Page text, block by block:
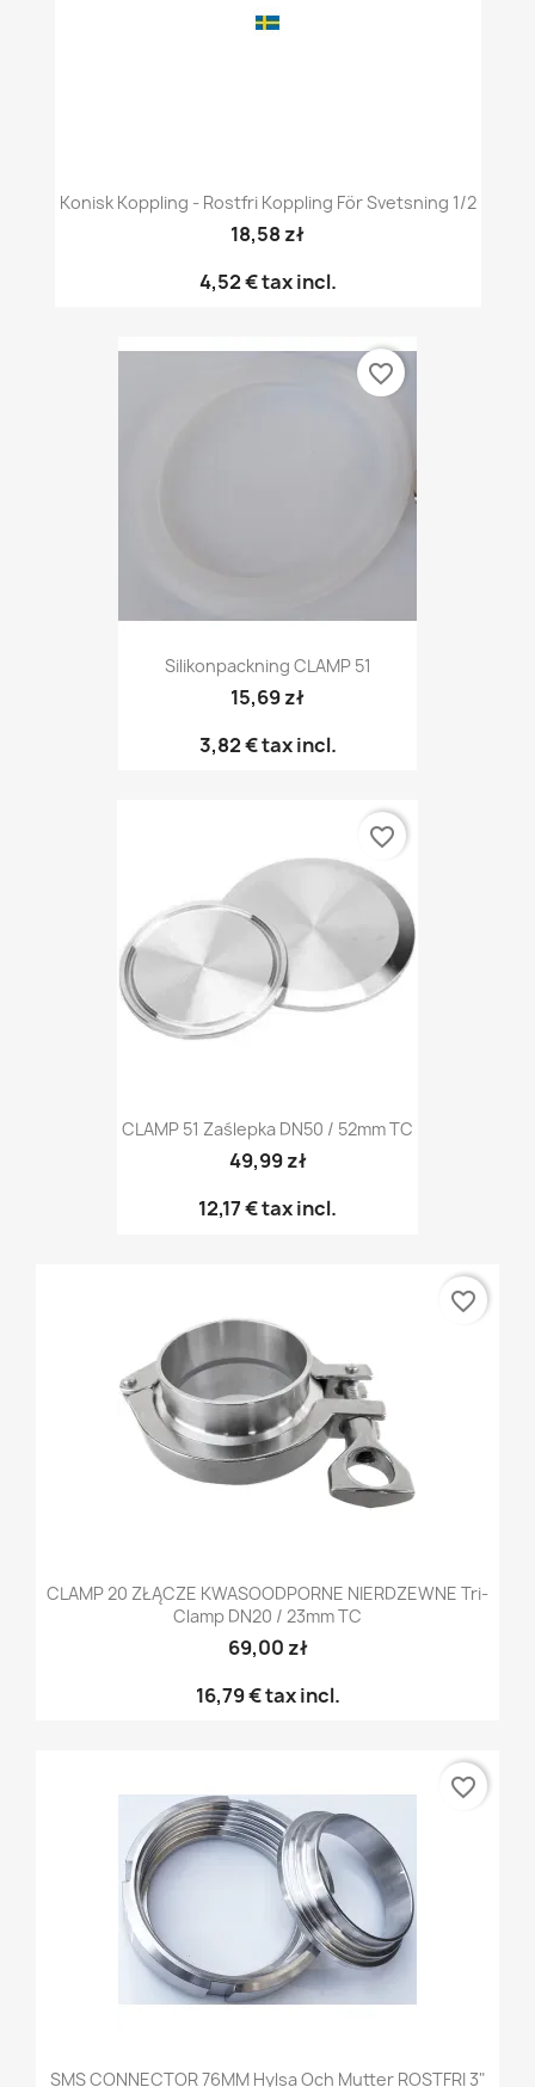
Konisk Koppling - Rostfri Koppling För Svetsning 1/2
18,58 zł
4,52 €tax incl.
Silikonpackning CLAMP 51
15,69 zł
3,82 €tax incl.
favorite_border
CLAMP 51 Zaślepka DN50 / 52mm TC
49,99 zł
12,17 €tax incl.
favorite_border
CLAMP 20 ZŁĄCZE KWASOODPORNE NIERDZEWNE Tri-
Clamp DN20 / 23mm TC
69,00 zł
16,79 €tax incl.
favorite_border
SMS CONNECTOR 76MM Hylsa Och Mutter ROSTFRI 3"
favorite_border